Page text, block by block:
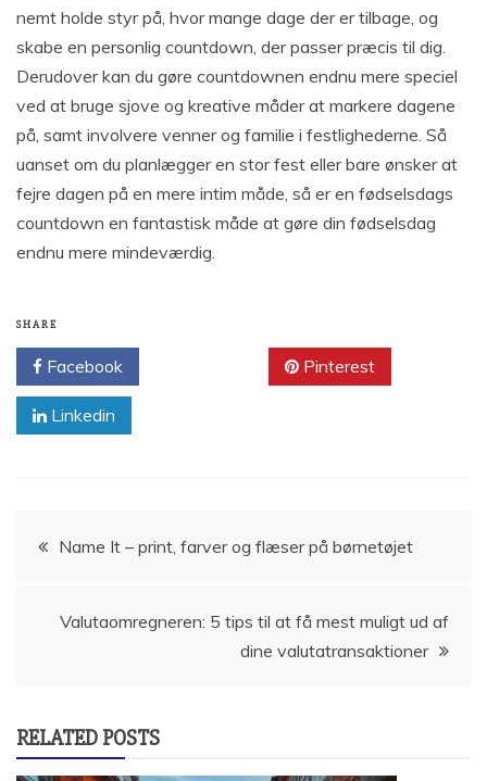
nemt holde styr på, hvor mange dage der er tilbage, og
skabe en personlig countdown, der passer præcis til dig.
Derudover kan du gøre countdownen endnu mere speciel
ved at bruge sjove og kreative måder at markere dagene
på, samt involvere venner og familie i festlighederne. Så
uanset om du planlægger en stor fest eller bare ønsker at
fejre dagen på en mere intim måde, så er en fødselsdags
countdown en fantastisk måde at gøre din fødselsdag
endnu mere mindeværdig.
SHARE
Facebook Pinterest
Linkedin
Indlægsnavigation
Name It – print, farver og flæser på børnetøjet
Valutaomregneren: 5 tips til at få mest muligt ud af
dine valutatransaktioner
RELATED POSTS